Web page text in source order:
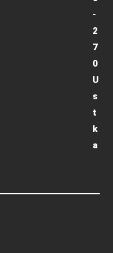
-
2
7
0
U
s
t
k
a